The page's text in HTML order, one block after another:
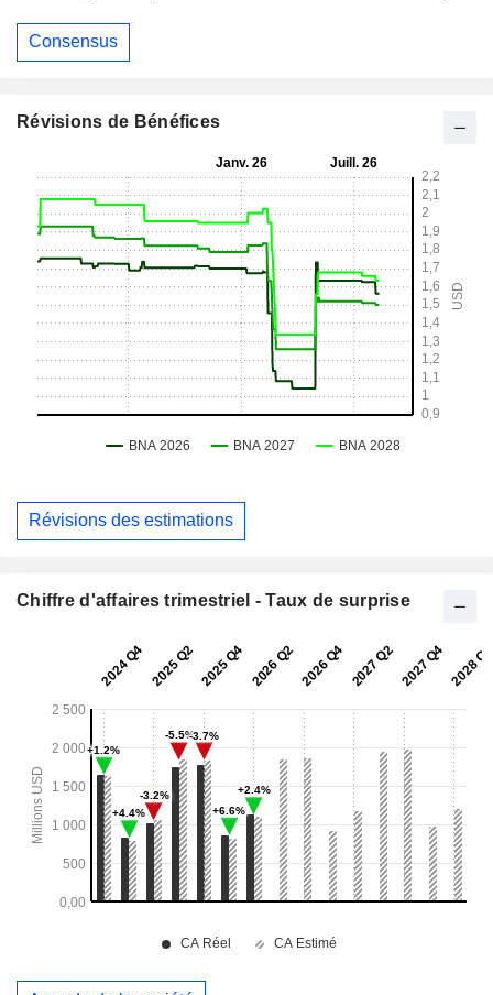
Consensus
Révisions de Bénéfices
Révisions des estimations
Chiffre d'affaires trimestriel - Taux de surprise